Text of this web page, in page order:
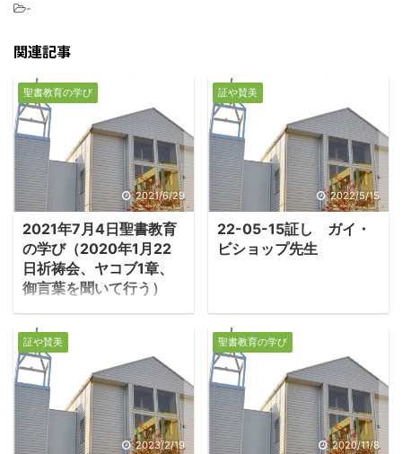
-
関連記事
聖書教育の学び
2021/6/29
2021年7月4日聖書教育
の学び（2020年1月22
日祈祷会、ヤコブ1章、
御言葉を聞いて行う）
１．試練と誘惑を区別
しなさい ・ヤコブ書は
二世紀の初めに書かれ
た、イエスの兄弟ヤコブ
の名を借りた勧告の文書
である。宛先は「離散し
ている十二部族の人た
証や賛美
2022/5/15
22-05-15証し ガイ・
ビショップ先生
証や賛美
2023/2/19
聖書教育の学び
2020/11/8